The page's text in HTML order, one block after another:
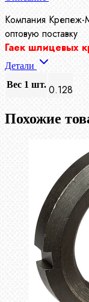
Компания Крепеж-
оптовую поставку
Гаек шлицевых
Детали
Вес 1 шт. 0.128
Похожие